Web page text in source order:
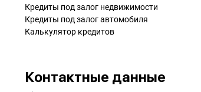
Кредиты под залог недвижимости
Кредиты под залог автомобиля
Калькулятор кредитов
Контактные данные